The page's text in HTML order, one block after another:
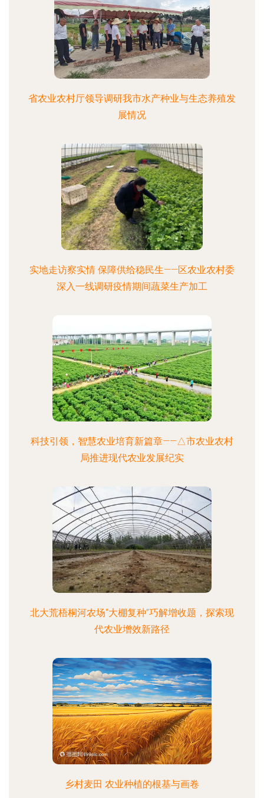
省农业农村厅领导调研我市水产种业与生态养殖发
展情况
实地走访察实情 保障供给稳民生——区农业农村委
深入一线调研疫情期间蔬菜生产加工
科技引领，智慧农业培育新篇章——△市农业农村
局推进现代农业发展纪实
北大荒梧桐河农场“大棚复种”巧解增收题，探索现
代农业增效新路径
乡村麦田 农业种植的根基与画卷